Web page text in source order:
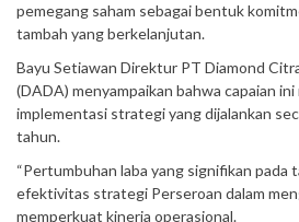
pemegang saham sebagai bentuk
tambah yang berkelanjutan.
Bayu Setiawan Direktur PT Diamond
(DADA) menyampaikan bahwa capaian
implementasi strategi yang dijalankan
tahun.
“Pertumbuhan laba yang signifikan pada
efektivitas strategi Perseroan dalam
memperkuat kinerja operasional.